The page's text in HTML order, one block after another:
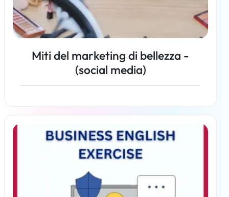
Miti del marketing di bellezza -
(social media)